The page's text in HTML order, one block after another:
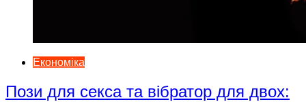
Економіка
Пози для секса та вібратор для двох: